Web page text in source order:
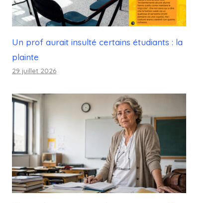
Un prof aurait insulté certains étudiants : la
plainte
29 juillet 2026